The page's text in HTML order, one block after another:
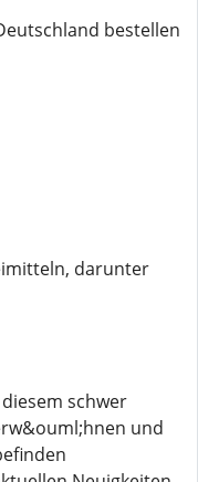
bestellen
darunter
schwer
und